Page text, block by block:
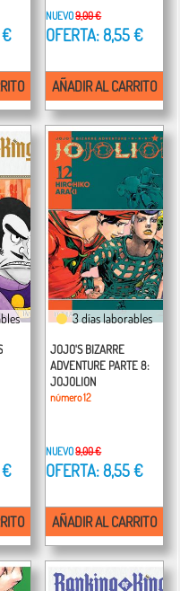
€
NUEVO9,00 €
OFERTA: 8,55 €
AÑADIR AL CARRITO
€
3 días laborables
JOJO'S BIZARRE
ADVENTURE PARTE 8:
JOJOLION
número 12
NUEVO9,00 €
OFERTA: 8,55 €
AÑADIR AL CARRITO